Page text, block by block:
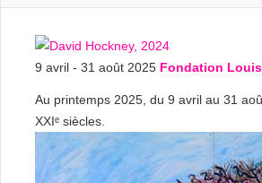
9 avril - 31 août 2025 Fondation
Au printemps 2025, du 9 avril au 31
XXIᵉ siècles.